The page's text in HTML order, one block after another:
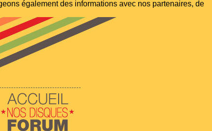
également des informations avec nos partenaires, de